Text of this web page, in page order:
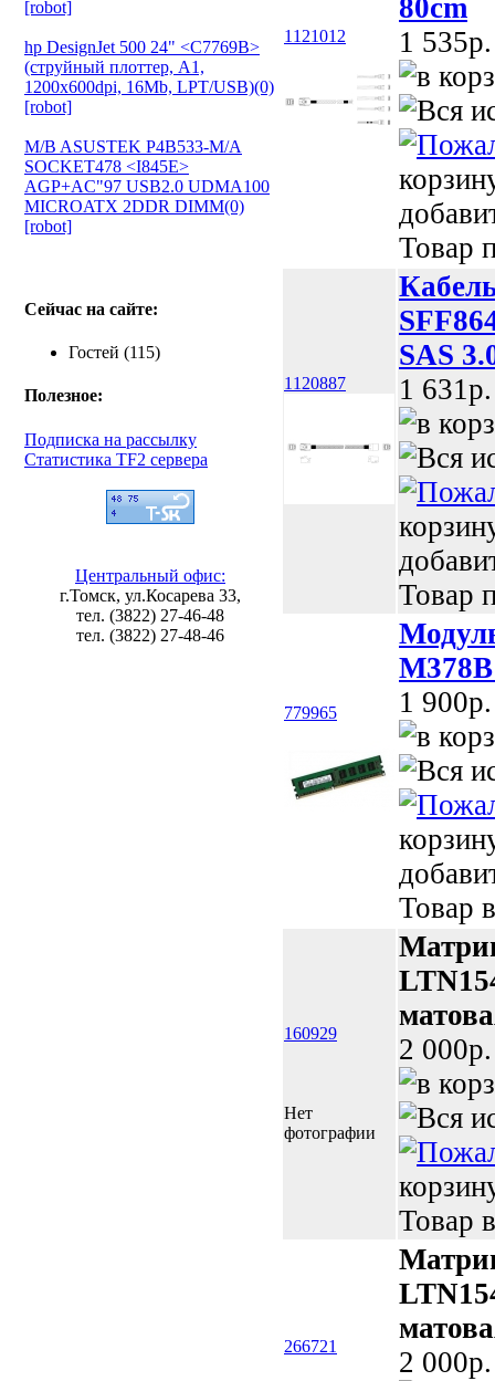
[robot]
hp DesignJet 500 24" <C7769B>
(струйный плоттер, A1,
1200х600dpi, 16Mb, LPT/USB)(0)
[robot]
M/B ASUSTEK P4B533-M/A
SOCKET478 <I845E>
AGP+AC"97 USB2.0 UDMA100
MICROATX 2DDR DIMM(0)
[robot]
Сейчас на сайте:
Гостей (115)
Полезное:
Подписка на рассылку
Статистика TF2 сервера
Центральный офис:
г.Томск, ул.Косарева 33,
тел. (3822) 27-46-48
тел. (3822) 27-48-46
1121012
80cm
1 535p.
Товар
1120887
SAS
1 631p.
Товар
779965
1 900p.
Товар
160929
Нет
фотографии
2 000p.
Товар
266721
2 000p.